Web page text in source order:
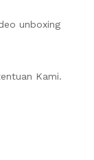
unboxing
Kami.